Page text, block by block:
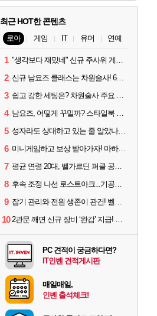
최근 HOT한 콘텐츠
로아 게임 IT 유머 연예
1 "생각보다 재밌네" 신규 주사위 게임 티카투카 호평
2 신규 남요즈 클래스는 차원술사! 6월 20일 로아온 썸머 정리
3 쉽고 강한 세팅은? 차원술사 주요 빌드와 스킬 코드
4 남요즈, 어떻게 꾸밀까? 스타일북 인기 차원술사 커스터마이즈
5 성자라도 상대하고 있는 줄 알았나? 벨가르딘 이모저모
6 미니게임하고 보상 받아가자! 마하라카 썸머 캠프 할 일은?
7 평균 연령 20대, 벨가르딘 퍼클 공대 '영로티'를 만나다
8 후속 조정 나선 로스트아크...기공사, 차원술사 하향
9 잡기 관리와 전원 생존이 관건! 벨가르딘 유물 칭호 획득방법 정리
10 2관문 깨면 신규 장비 ‘완갑’ 지급! 그림자 레이드 벨가르딘 공개
PC 견적이 궁금하다면?
IT인벤 견적게시판
매일매일,
인벤 출석체크!